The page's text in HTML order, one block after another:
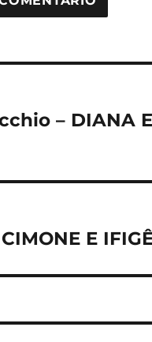
– DIANA E
E